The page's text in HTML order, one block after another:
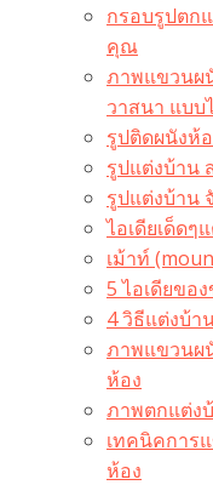
กรอบรูปตก
คุณ
ภาพแขวนผ
วาสนา แบบ
รูปติดผนังห้
รูปแต่งบ้าน
รูปแต่งบ้าน
ไอเดียเด็ด
เม้าท์
5 ไอเดียขอ
4 วิธีแต่งบ้า
ภาพแขวนผ
ห้อง
ภาพตกแต่ง
เทคนิคการ
ห้อง